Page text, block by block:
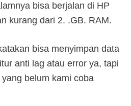
bisa berjalan di HP
kurang dari 2. .GB. RAM.
bisa menyimpan data
anti lag atau error ya, tapi
belum kami coba